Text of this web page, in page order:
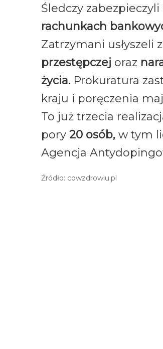
Śledczy zabezpieczyli
rachunkach
Zatrzymani usłyszeli
przestępczej oraz
życia. Prokuratura
kraju i poręczenia
To już trzecia
pory 20 osób, w tym
Agencja
Źródło: cowzdrowiu.pl